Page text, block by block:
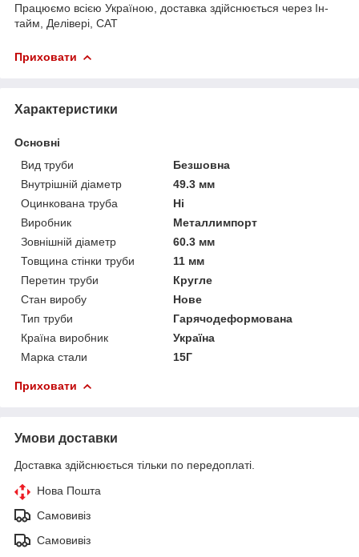
Працюємо всією Україною, доставка здійснюється через Ін-
тайм, Делівері, САТ
Приховати
Характеристики
Основні
Вид труби
Безшовна
Внутрішній діаметр
49.3 мм
Оцинкована труба
Ні
Виробник
Металлимпорт
Зовнішній діаметр
60.3 мм
Товщина стінки труби
11 мм
Перетин труби
Кругле
Стан виробу
Нове
Тип труби
Гарячодеформована
Країна виробник
Україна
Марка стали
15Г
Приховати
Умови доставки
Доставка здійснюється тільки по передоплаті.
Нова Пошта
Самовивіз
Самовивіз